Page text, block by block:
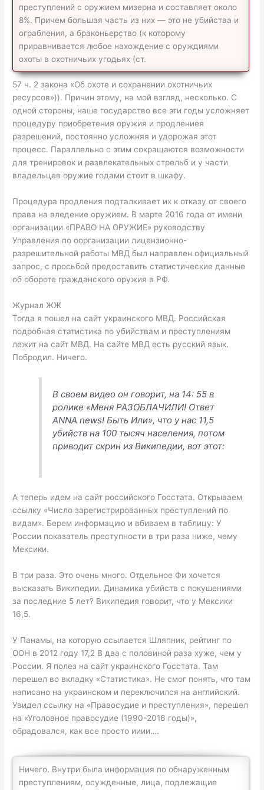
преступлений с оружием мизерна и составляет около
8%. Причем большая часть из них — это не убийства и
ограбления, а браконьерство (к которому
приравнивается любое нахождение с оруждиями
охоты в охотничьих угодьях (ст.
57 ч. 2 закона «Об охоте и сохранении охотничьих
ресурсов»)). Причин этому, на мой взгляд, несколько. С
одной стороны, наше государство все эти годы усложняет
процедуру приобретения оружия и продлениея
разрешений, постоянно усложняя и удорожая этот
процесс. Параллельно с этим сокращаются возможности
для тренировок и развлекательных стрельб и у части
владельцев оружие годами стоит в шкафу.
Процедура продления подталкивает их к отказу от своего
права на вледение оружием. В марте 2016 года от имени
организации «ПРАВО НА ОРУЖИЕ» руководству
Управления по оорганизации лицензионно-
разрешительной работы МВД был направлен официальный
запрос, с просьбой предоставить статистические данные
об обороте гражданского оружия в РФ.
Журнал ЖЖ
Тогда я пошел на сайт украинского МВД. Российская
подробная статистика по убийствам и преступлениям
лежит на сайт МВД. На сайте МВД есть русский язык.
Побродил. Ничего.
В своем видео он говорит, на 14: 55 в
ролике «Меня РАЗОБЛАЧИЛИ! Ответ
АNNA news! Быть Или», что у нас 11,5
убийств на 100 тысяч населения, потом
приводит скрин из Википедии, вот этот:
А теперь идем на сайт российского Госстата. Открываем
ссылку «Число зарегистрированных преступлений по
видам». Берем информацию и вбиваем в таблицу: У
России показатель преступности в три раза ниже, чему
Мексики.
В три раза. Это очень много. Отдельное Фи хочется
высказать Википедии. Динамика убийств с покушениями
за последние 5 лет? Википедия говорит, что у Мексики
16,5.
У Панамы, на которую ссылается Шляпник, рейтинг по
ООН в 2012 году 17,2 В два с половиной раза хуже, чем у
России. Я полез на сайт украинского Госстата. Там
перешел во вкладку «Статистика». Не смог понять, что там
написано на украинском и переключился на английский.
Увидел ссылку на «Правосудие и преступления», перешел
на «Уголовное правосудие (1990-2016 годы)»,
обрадовался, как все просто ииии….
Ничего. Внутри была информация по обнаруженным
преступлениям, осужденные, лица, подлежащие